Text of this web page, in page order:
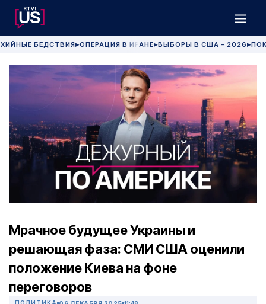
БЕДСТВИЯ▶ОПЕРАЦИЯ В ИРАНЕ▶ВЫБОРЫ В США - 2026 ▶
Мрачное будущее Украины и
решающая фаза: СМИ США оценили
положение Киева на фоне
переговоров